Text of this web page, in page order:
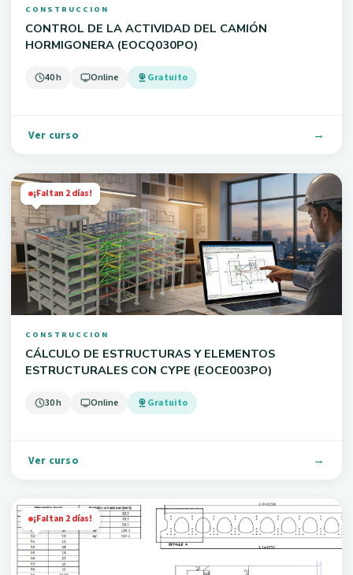
CONSTRUCCION
CONTROL DE LA ACTIVIDAD DEL CAMIÓN
HORMIGONERA (EOCQ030PO)
40 h Online Gratuito
Ver curso
¡Faltan 2 días!
CONSTRUCCION
CÁLCULO DE ESTRUCTURAS Y ELEMENTOS
ESTRUCTURALES CON CYPE (EOCE003PO)
30 h Online Gratuito
Ver curso
¡Faltan 2 días!